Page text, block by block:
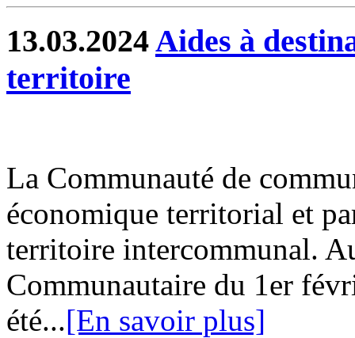
13.03.2024Aides à
territoire
La Communauté de
économique territorial et
territoire intercommunal.
Communautaire du 1er
été...[En savoir plus]